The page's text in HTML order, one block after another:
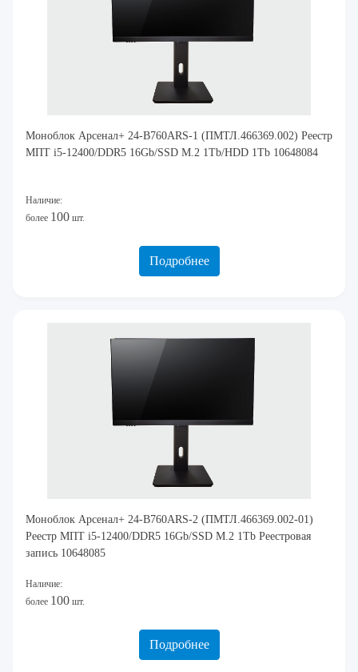
Моноблок Арсенал+ 24-B760ARS-1 (ПМТЛ.466369.002) Реестр
МПТ i5-12400/DDR5 16Gb/SSD M.2 1Tb/HDD 1Tb 10648084
Наличие:
более 100 шт.
Подробнее
Моноблок Арсенал+ 24-B760ARS-2 (ПМТЛ.466369.002-01)
Реестр МПТ i5-12400/DDR5 16Gb/SSD M.2 1Tb Реестровая
запись 10648085
Наличие:
более 100 шт.
Подробнее